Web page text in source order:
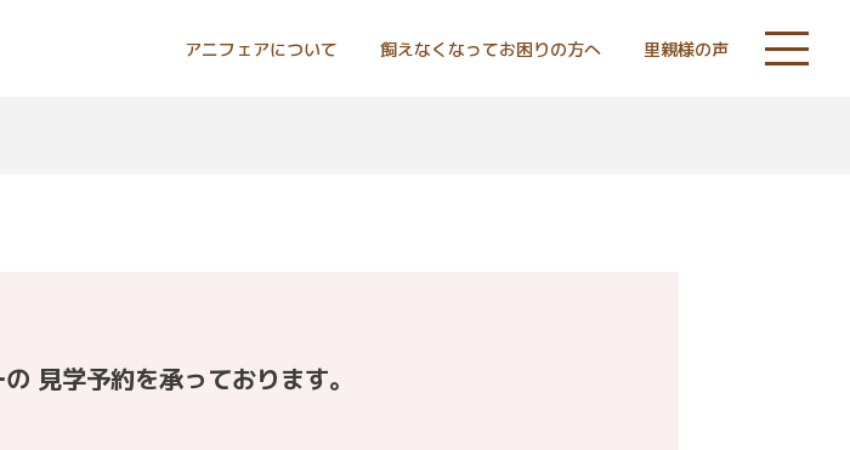
アニフェアについて 飼えなくなってお困りの方へ 里親様の声
見学予約を承っております。